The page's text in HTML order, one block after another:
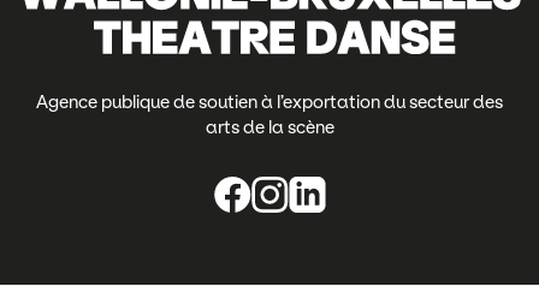
Agence publique de soutien à l’exportation du secteur des
arts de la scène